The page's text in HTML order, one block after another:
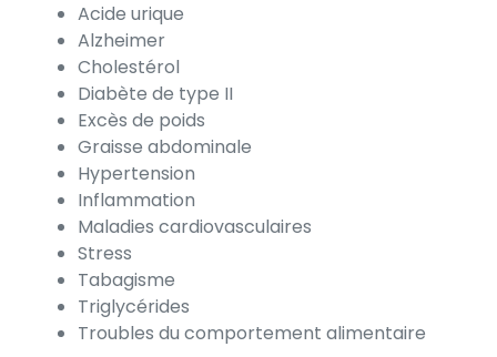
Acide urique
Alzheimer
Cholestérol
Diabète de type II
Excès de poids
Graisse abdominale
Hypertension
Inflammation
Maladies cardiovasculaires
Stress
Tabagisme
Triglycérides
Troubles du comportement alimentaire